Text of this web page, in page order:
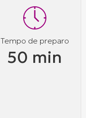
Tempo de preparo
50 min